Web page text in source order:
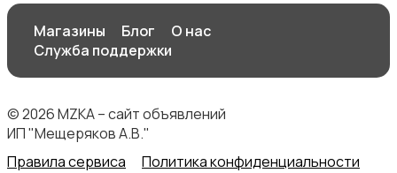
Магазины Блог
О нас
Служба поддержки
© 2026 MZKA – сайт объявлений
ИП "Мещеряков А.В."
Правила сервиса
Политика конфиденциальности